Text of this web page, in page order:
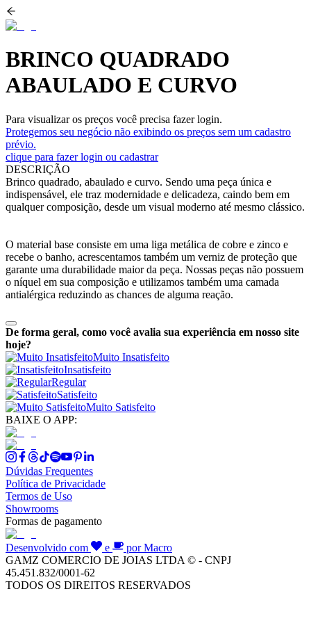
BRINCO QUADRADO
ABAULADO E CURVO
Para visualizar os preços você precisa fazer login.
Protegemos seu negócio não exibindo os preços sem um cadastro
prévio.
clique para fazer login ou cadastrar
DESCRIÇÃO
Brinco quadrado, abaulado e curvo. Sendo uma peça única e
indispensável, ele traz modernidade e delicadeza, caindo bem em
qualquer composição, desde um visual moderno até mesmo clássico.
O material base consiste em uma liga metálica de cobre e zinco e
recebe o banho, acrescentamos também um verniz de proteção que
garante uma durabilidade maior da peça. Nossas peças não possuem
o níquel em sua composição e utilizamos também uma camada
antialérgica reduzindo as chances de alguma reação.
De forma geral, como você avalia sua experiência em nosso site
hoje?
Muito Insatisfeito
Insatisfeito
Regular
Satisfeito
Muito Satisfeito
BAIXE O APP:
Dúvidas Frequentes
Política de Privacidade
Termos de Uso
Showrooms
Formas de pagamento
Desenvolvido com e
por Macro
GAMZ COMERCIO DE JOIAS LTDA © - CNPJ
45.451.832/0001-62
TODOS OS DIREITOS RESERVADOS